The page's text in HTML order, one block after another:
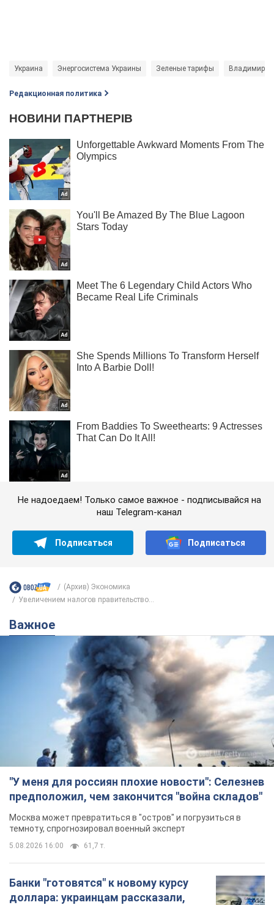
Украина Энергосистема Украины Зеленые тарифы Владимир
Редакционная политика
Не надоедаем! Только самое важное - подписывайся на
наш Telegram-канал
Подписаться Подписаться
(Архив) Экономика
Увеличением налогов правительство...
Важное
"У меня для россиян плохие новости": Селезнев
предположил, чем закончится "война складов"
Москва может превратиться в "остров" и погрузиться в
темноту, спрогнозировал военный эксперт
5.08.2026 16:00 61,7 т.
Банки "готовятся" к новому курсу
доллара: украинцам рассказали,